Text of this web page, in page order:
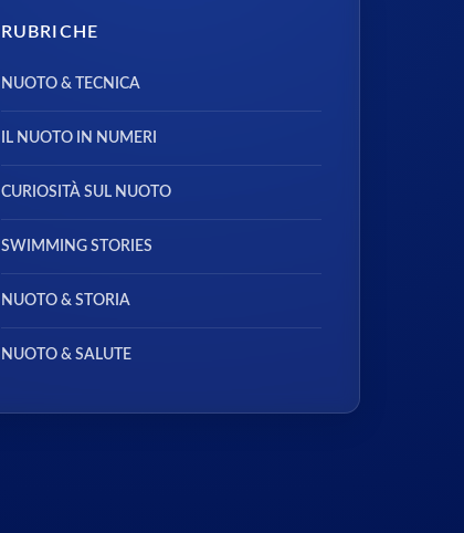
RUBRICHE
NUOTO & TECNICA
IL NUOTO IN NUMERI
CURIOSITÀ SUL NUOTO
SWIMMING STORIES
NUOTO & STORIA
NUOTO & SALUTE